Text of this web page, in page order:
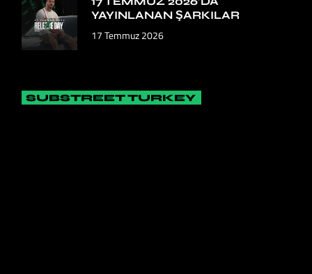
YAYINLANAN ŞARKILAR
17 Temmuz 2026
SUBSTREET TURKEY